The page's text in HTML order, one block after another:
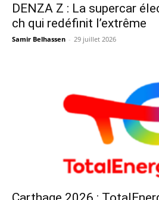
DENZA Z : La supercar
ch qui redéfinit l’extrême
Samir Belhassen - 29 juillet 2026